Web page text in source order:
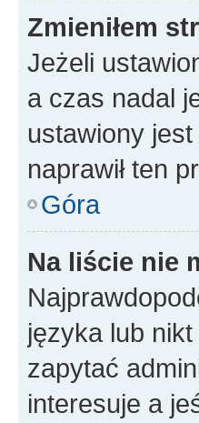
Zmieniłem
Jeżeli
a czas nadal
ustawiony
naprawił ten
Góra
Na liście nie
języka lub
zapytać
interesuje a